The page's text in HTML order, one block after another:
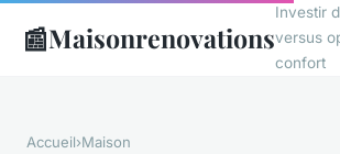
📰Maisonrenovations
Investir
versus
confort
Accueil›Maison